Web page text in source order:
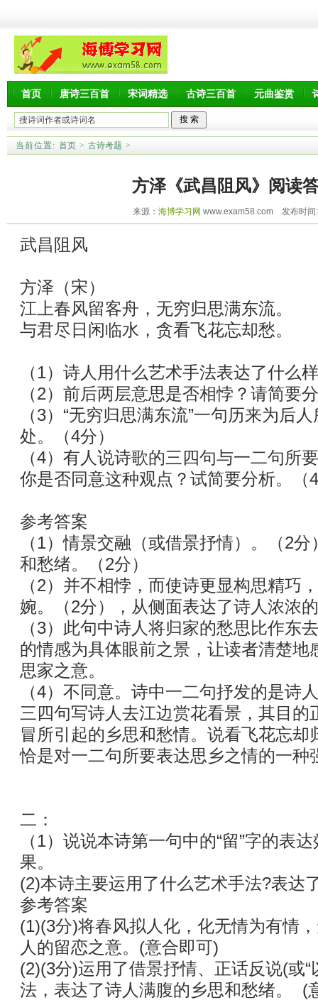
首页 唐诗三百首 宋词精选 古诗三百首 元曲鉴赏
当前位置: 首页 > 古诗考题 >
方泽《武昌阻风》阅读
来源： 海博学习网 www.exam58.com 发布时间
武昌阻风
方泽（宋）
江上春风留客舟，无穷归思满东流。
与君尽日闲临水，贪看飞花忘却愁。
（1）诗人用什么艺术手法表达了什么
（2）前后两层意思是否相悖？请简要
（3）“无穷归思满东流”一句历来为后
处。（4分）
（4）有人说诗歌的三四句与一二句所
你是否同意这种观点？试简要分析。（
参考答案
（1）情景交融（或借景抒情）。（2
和愁绪。（2分）
（2）并不相悖，而使诗更显构思精巧
婉。（2分），从侧面表达了诗人浓浓
（3）此句中诗人将归家的愁思比作东
的情感为具体眼前之景，让读者清楚地
思家之意。
（4）不同意。诗中一二句抒发的是诗
三四句写诗人去江边赏花看景，其目的
冒所引起的乡思和愁情。说看飞花忘却
恰是对一二句所要表达思乡之情的一种
二：
（1）说说本诗第一句中的“留”字的表达
果
(2)本诗主要运用了什么艺术手法?表达
参考答案
(1)(3分)将春风拟人化，化无情为有情
人的留恋之意。(意合即可)
(2)(3分)运用了借景抒情、正话反说(或
法，表达了诗人满腹的乡思和愁绪。 (